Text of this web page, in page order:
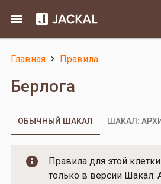
основному
menu
Строка
навигации
Главная Правила
Берлога
ОБЫЧНЫЙ ШАКАЛ ШАКАЛ:
Правила для этой
только в версии Шакал: